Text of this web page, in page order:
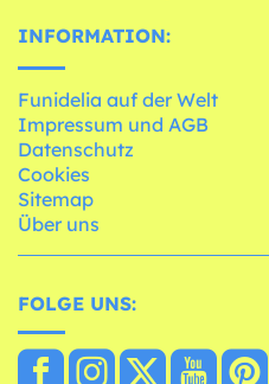
INFORMATION:
Funidelia auf der Welt
Impressum und AGB
Datenschutz
Cookies
Sitemap
Über uns
FOLGE UNS: